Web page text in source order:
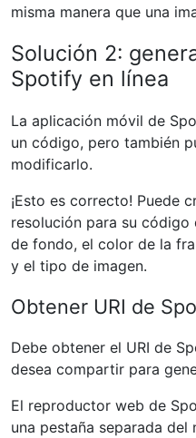
misma manera que una
Solución 2:
Spotify en línea
La aplicación móvil de
un código, pero también
modificarlo.
¡Esto es correcto! Puede
resolución para su
de fondo, el color de la
y el tipo de imagen.
Obtener URI de
Debe obtener el URI de
desea compartir para
El reproductor web de
una pestaña separada